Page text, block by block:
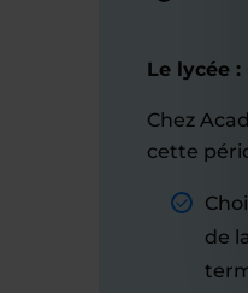
Le lycée
Chez
cette
de